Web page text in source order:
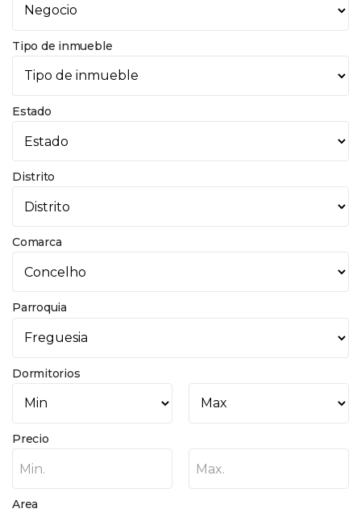
Tipo de inmueble
Estado
Distrito
Comarca
Parroquia
Dormitorios
Precio
Min. Max.
Area